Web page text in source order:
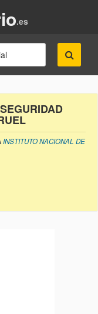
.es
INSTITUTO NACIONAL DE